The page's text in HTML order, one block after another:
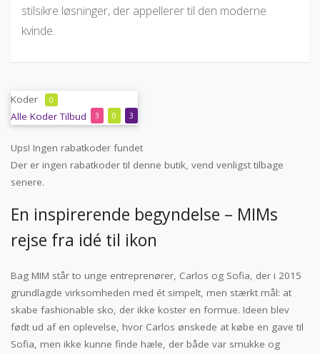
stilsikre løsninger, der appellerer til den moderne
kvinde.
Koder 0
Alle 3
Koder 0
Tilbud 3
Ups! Ingen rabatkoder fundet
Der er ingen rabatkoder til denne butik, vend venligst tilbage
senere.
En inspirerende begyndelse – MIMs
rejse fra idé til ikon
Bag MIM står to unge entreprenører, Carlos og Sofia, der i 2015
grundlagde virksomheden med ét simpelt, men stærkt mål: at
skabe fashionable sko, der ikke koster en formue. Ideen blev
født ud af en oplevelse, hvor Carlos ønskede at købe en gave til
Sofia, men ikke kunne finde hæle, der både var smukke og